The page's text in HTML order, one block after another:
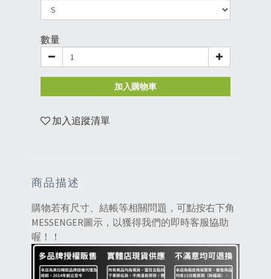
數量
加入購物車
加入追蹤清單
商品描述
購物若有尺寸、結帳等相關問題，可點按右下角
MESSENGER圖示，以獲得我們的即時客服協助
喔！！